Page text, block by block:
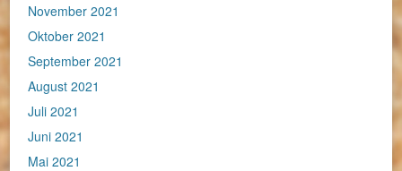
November 2021
Oktober 2021
September 2021
August 2021
Juli 2021
Juni 2021
Mai 2021